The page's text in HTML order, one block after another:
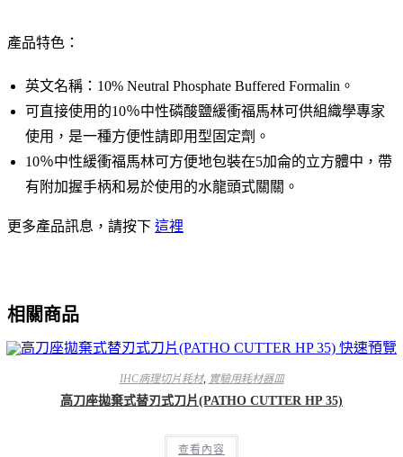
產品特色：
英文名稱：10% Neutral Phosphate Buffered Formalin。
可直接使用的10％中性磷酸鹽緩衝福馬林可供組織學專家
使用，是一種方便性請即用型固定劑。
10％中性緩衝福馬林可方便地包裝在5加侖的立方體中，帶
有附加握手柄和易於使用的水龍頭式關關。
更多產品訊息，請按下 這裡
相關商品
快速預覽
IHC病理切片耗材, 實驗用耗材器皿
高刀座拋棄式替刃式刀片(PATHO CUTTER HP 35)
查看內容